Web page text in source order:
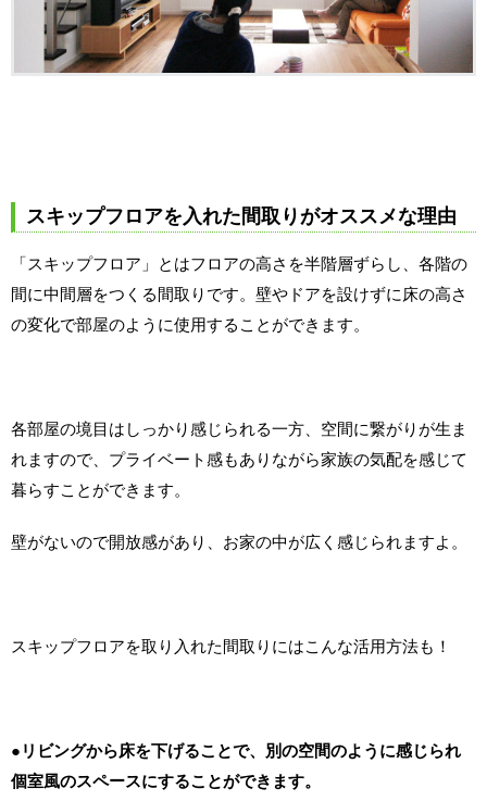
スキップフロアを入れた間取りがオススメな理由
「スキップフロア」とはフロアの高さを半階層ずらし、各階の
間に中間層をつくる間取りです。壁やドアを設けずに床の高さ
の変化で部屋のように使用することができます。
各部屋の境目はしっかり感じられる一方、空間に繋がりが生ま
れますので、プライベート感もありながら家族の気配を感じて
暮らすことができます。
壁がないので開放感があり、お家の中が広く感じられますよ。
スキップフロアを取り入れた間取りにはこんな活用方法も！
●リビングから床を下げることで、別の空間のように感じられ
個室風のスペースにすることができます。